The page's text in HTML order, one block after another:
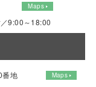
Maps
9:00～18:00
番地 Maps